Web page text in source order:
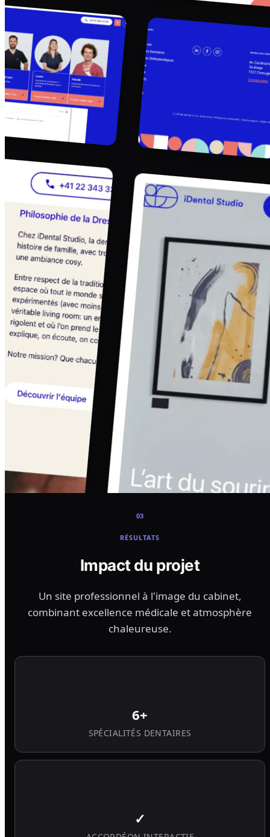
03
RÉSULTATS
Impact du projet
Un site professionnel à l'image du cabinet,
combinant excellence médicale et atmosphère
chaleureuse.
6+
SPÉCIALITÉS DENTAIRES
✓